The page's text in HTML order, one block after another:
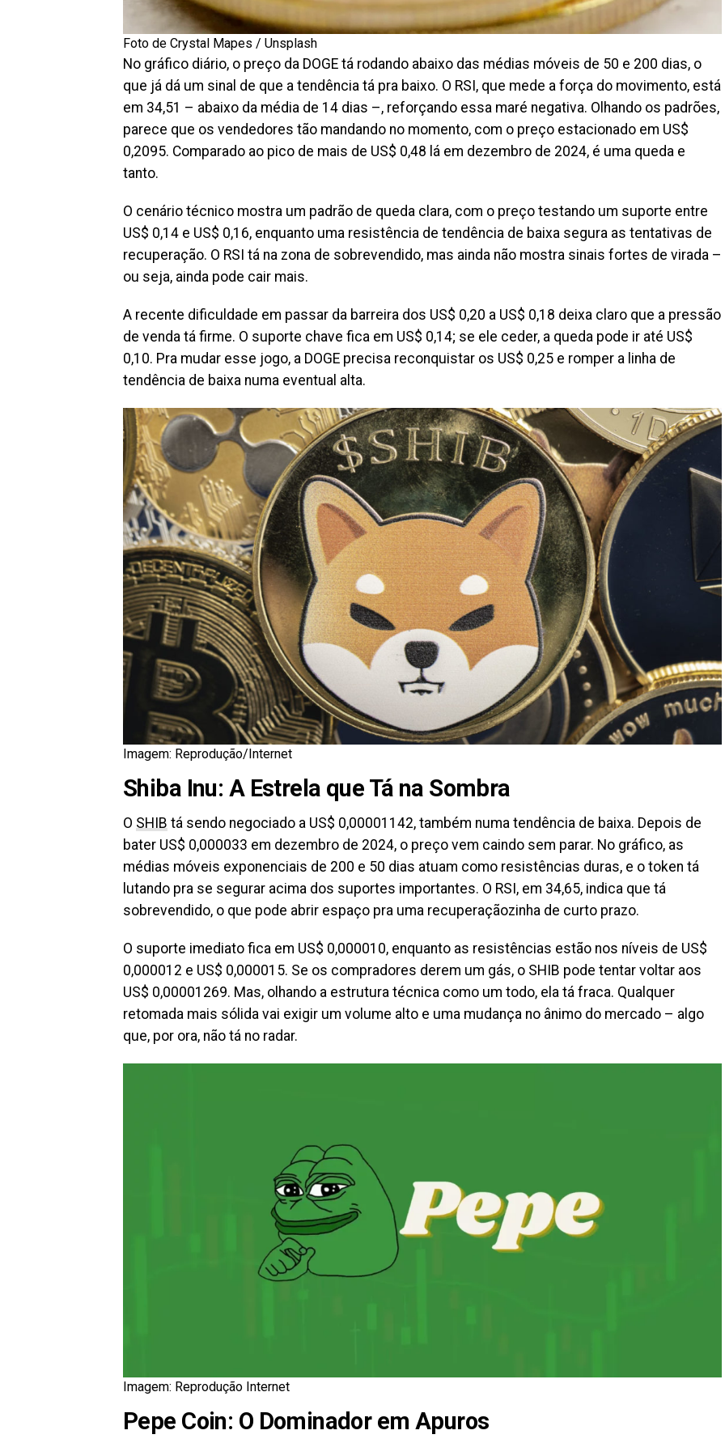
Foto de Crystal Mapes / Unsplash
No gráfico diário, o preço da DOGE tá rodando abaixo das médias móveis de 50 e 200 dias, o
que já dá um sinal de que a tendência tá pra baixo. O RSI, que mede a força do movimento, está
em 34,51 – abaixo da média de 14 dias –, reforçando essa maré negativa. Olhando os padrões,
parece que os vendedores tão mandando no momento, com o preço estacionado em US$
0,2095. Comparado ao pico de mais de US$ 0,48 lá em dezembro de 2024, é uma queda e
tanto.
O cenário técnico mostra um padrão de queda clara, com o preço testando um suporte entre
US$ 0,14 e US$ 0,16, enquanto uma resistência de tendência de baixa segura as tentativas de
recuperação. O RSI tá na zona de sobrevendido, mas ainda não mostra sinais fortes de virada –
ou seja, ainda pode cair mais.
A recente dificuldade em passar da barreira dos US$ 0,20 a US$ 0,18 deixa claro que a pressão
de venda tá firme. O suporte chave fica em US$ 0,14; se ele ceder, a queda pode ir até US$
0,10. Pra mudar esse jogo, a DOGE precisa reconquistar os US$ 0,25 e romper a linha de
tendência de baixa numa eventual alta.
Imagem: Reprodução/Internet
Shiba Inu: A Estrela que Tá na Sombra
O SHIB tá sendo negociado a US$ 0,00001142, também numa tendência de baixa. Depois de
bater US$ 0,000033 em dezembro de 2024, o preço vem caindo sem parar. No gráfico, as
médias móveis exponenciais de 200 e 50 dias atuam como resistências duras, e o token tá
lutando pra se segurar acima dos suportes importantes. O RSI, em 34,65, indica que tá
sobrevendido, o que pode abrir espaço pra uma recuperaçãozinha de curto prazo.
O suporte imediato fica em US$ 0,000010, enquanto as resistências estão nos níveis de US$
0,000012 e US$ 0,000015. Se os compradores derem um gás, o SHIB pode tentar voltar aos
US$ 0,00001269. Mas, olhando a estrutura técnica como um todo, ela tá fraca. Qualquer
retomada mais sólida vai exigir um volume alto e uma mudança no ânimo do mercado – algo
que, por ora, não tá no radar.
Imagem: Reprodução Internet
Pepe Coin: O Dominador em Apuros